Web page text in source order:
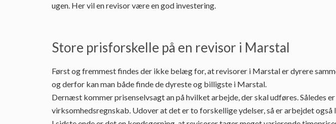
ugen. Her vil en revisor være en god investering.
Store prisforskelle på en revisor i Marstal
Først og fremmest findes der ikke belæg for, at revisorer i Marstal er dyrere
og derfor kan man både finde de dyreste og billigste i Marstal.
Dernæst kommer prisenselvsagt an på hvilket arbejde, der skal udføres. Således
virksomhedsregnskab. Udover at det er to forskellige ydelser, så er arbejdet